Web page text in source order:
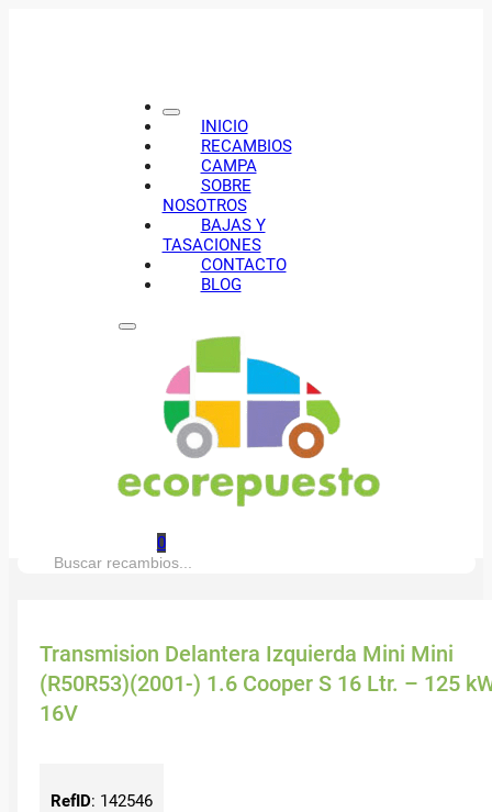
INICIO
RECAMBIOS
CAMPA
SOBRE
NOSOTROS
BAJAS Y
TASACIONES
CONTACTO
BLOG
0
Buscar:
Transmision Delantera Izquierda Mini Mini
(R50R53)(2001-) 1.6 Cooper S 16 Ltr. – 125
16V
RefID: 142546